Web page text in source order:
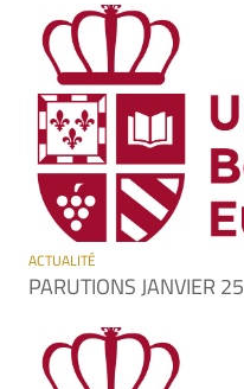
ACTUALITÉ
PARUTIONS JANVIER 25